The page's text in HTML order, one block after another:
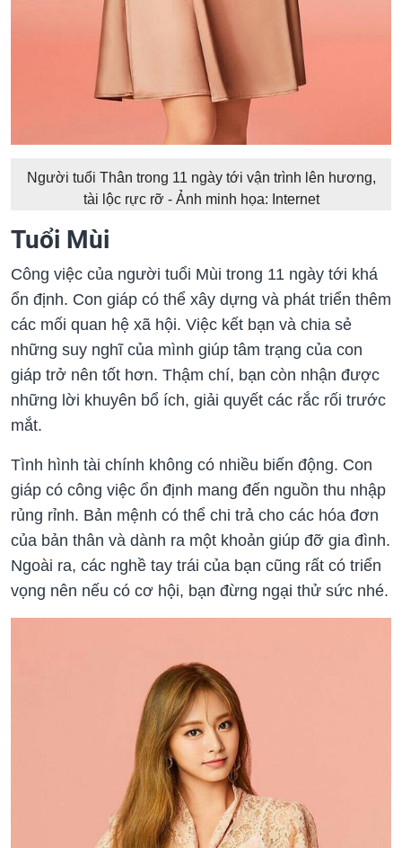
Người tuổi Thân trong 11 ngày tới vận trình lên hương,
tài lộc rực rỡ - Ảnh minh họa: Internet
Tuổi Mùi
Công việc của người tuổi Mùi trong 11 ngày tới khá
ổn định. Con giáp có thể xây dựng và phát triển thêm
các mối quan hệ xã hội. Việc kết bạn và chia sẻ
những suy nghĩ của mình giúp tâm trạng của con
giáp trở nên tốt hơn. Thậm chí, bạn còn nhận được
những lời khuyên bổ ích, giải quyết các rắc rối trước
mắt.
Tình hình tài chính không có nhiều biến động. Con
giáp có công việc ổn định mang đến nguồn thu nhập
rủng rỉnh. Bản mệnh có thể chi trả cho các hóa đơn
của bản thân và dành ra một khoản giúp đỡ gia đình.
Ngoài ra, các nghề tay trái của bạn cũng rất có triển
vọng nên nếu có cơ hội, bạn đừng ngại thử sức nhé.